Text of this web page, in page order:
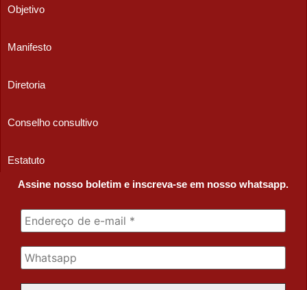
Objetivo
Manifesto
Diretoria
Conselho consultivo
Estatuto
Assine nosso boletim e inscreva-se em nosso whatsapp.